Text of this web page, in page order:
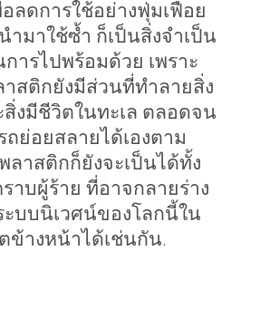
ลดการใช้อย่างฟุ่มเฟือย
ำมาใช้ซ้ำ ก็เป็นสิ่งจำเป็น
ารไปพร้อมด้วย เพราะ
สติกยังมีส่วนที่ทำลายสิ่ง
งมีชีวิตในทะเล ตลอดจน
ถย่อยสลายได้เองตาม
ลาสติกก็ยังจะเป็นได้ทั้ง
าบผู้ร้าย ที่อาจกลายร่าง
บบนิเวศน์ของโลกนี้ใน
ข้างหน้าได้เช่นกัน.